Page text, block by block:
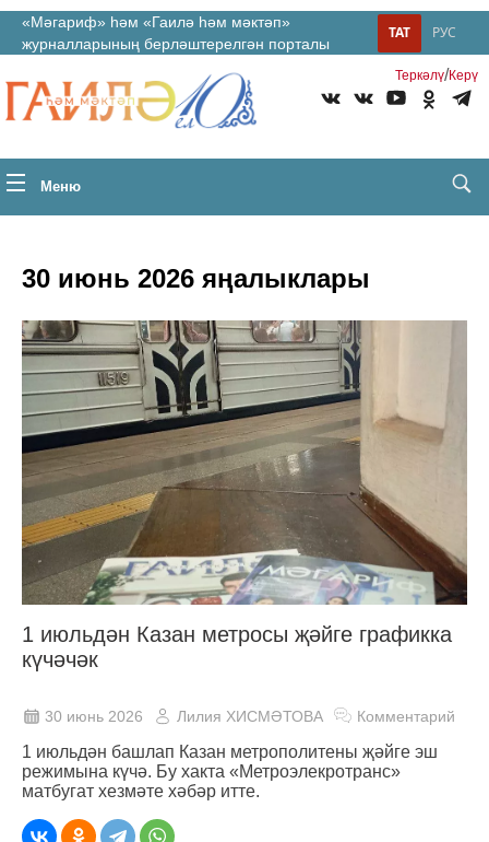
«Мәгариф» һәм «Гаилә һәм мәктәп»
журналларының берләштерелгән порталы
РУС
ТАТ
Теркəлү/Керү
Меню
30 июнь 2026 яңалыклары
1 июльдән Казан метросы җәйге графикка
күчәчәк
30 июнь 2026 Лилия ХИСМӘТОВА Комментарий
1 июльдән башлап Казан метрополитены җәйге эш
режимына күчә. Бу хакта «Метроэлекротранс»
матбугат хезмәте хәбәр итте.